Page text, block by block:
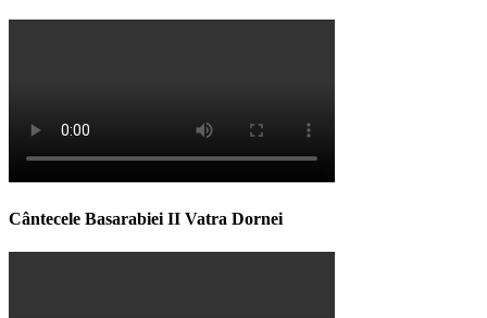
Cântecele Basarabiei II Vatra Dornei